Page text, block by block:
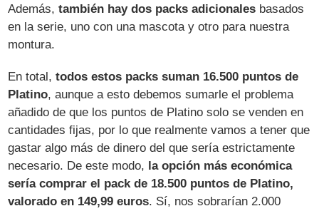
Además,también hay dos packs adicionales basados
en la serie, uno con una mascota y otro para nuestra
montura.
En total,todos estos packs suman 16.500 puntos de
Platino, aunque a esto debemos sumarle el problema
añadido de que los puntos de Platino solo se venden en
cantidades fijas, por lo que realmente vamos a tener que
gastar algo más de dinero del que sería estrictamente
necesario. De este modo, la opción más económica
sería comprar el pack de 18.500 puntos de Platino,
valorado en 149,99 euros. Sí, nos sobrarían 2.000